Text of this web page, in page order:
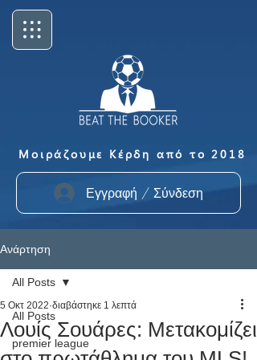
Μοιράζουμε Κέρδη από το 2018
Εγγραφή / Σύνδεση
Ανάρτηση
All Posts
premier league
All Posts
Λουίς Σουάρες: Μετακομίζει
5 Οκτ 2022 διαβάστηκε 1 λεπτά